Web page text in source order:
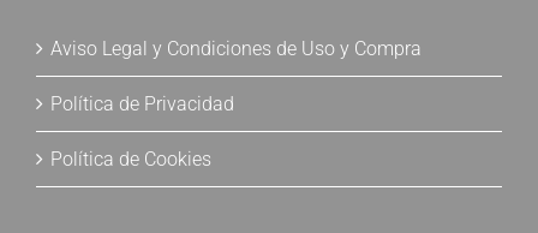
Aviso Legal y Condiciones de Uso y Compra
Política de Privacidad
Política de Cookies